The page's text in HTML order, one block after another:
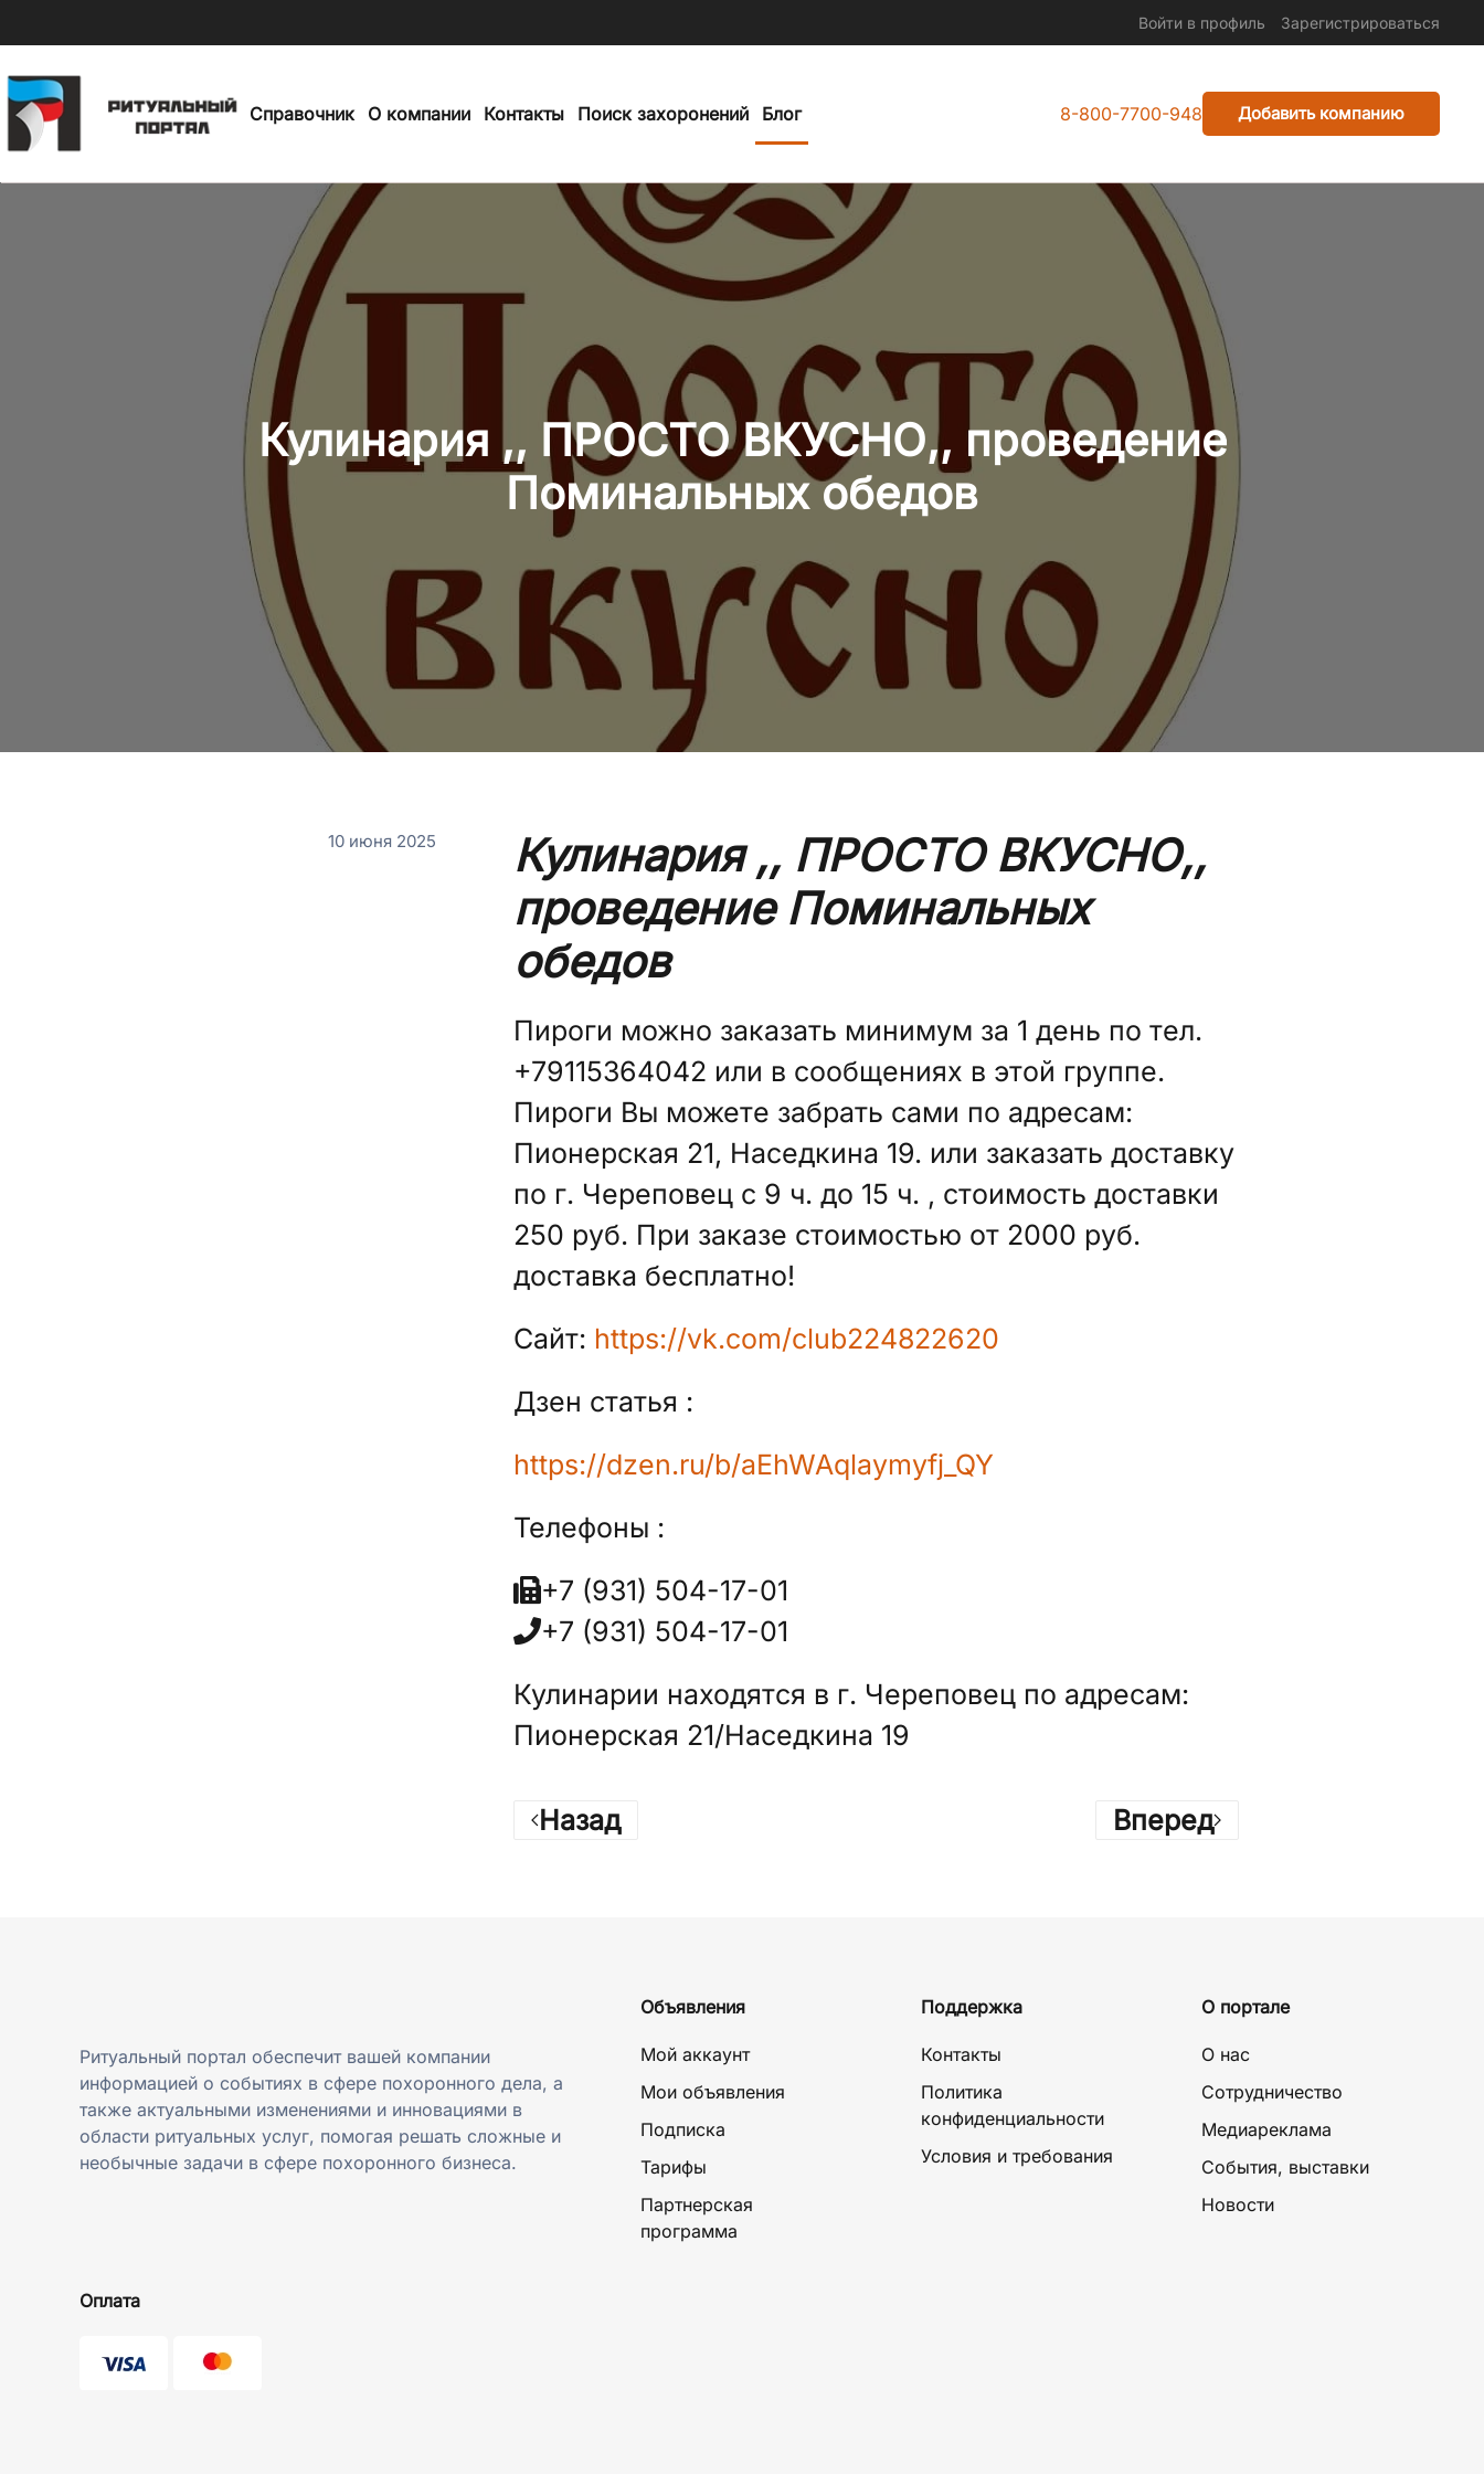
to
main
Войти в профиль Зарегистрироваться
Справочник О компании Контакты Поиск захоронений Блог 8-800-7700-948 Добавить компанию
Кулинария ,, ПРОСТО ВКУСНО,, проведение
Поминальных обедов
10 июня 2025
Кулинария ,, ПРОСТО ВКУСНО,,
проведение Поминальных
обедов
Пироги можно заказать минимум за 1 день по тел.
+79115364042 или в сообщениях в этой группе.
Пироги Вы можете забрать сами по адресам:
Пионерская 21, Наседкина 19. или заказать доставку
по г. Череповец с 9 ч. до 15 ч. , стоимость доставки
250 руб. При заказе стоимостью от 2000 руб.
доставка бесплатно!
Сайт: https://vk.com/club224822620
Дзен статья :
https://dzen.ru/b/aEhWAqlaymyfj_QY
Телефоны :
+7 (931) 504-17-01
+7 (931) 504-17-01
Кулинарии находятся в г. Череповец по адресам:
Пионерская 21/Наседкина 19
Назад Вперед
Ритуальный портал обеспечит вашей компании
информацией о событиях в сфере похоронного дела, а
также актуальными изменениями и инновациями в
области ритуальных услуг, помогая решать сложные и
необычные задачи в сфере похоронного бизнеса.
Объявления
Мой аккаунт
Мои объявления
Подписка
Тарифы
Партнерская
программа
Поддержка
Контакты
Политика
конфиденциальности
Условия и требования
О портале
О нас
Сотрудничество
Медиареклама
События, выставки
Новости
Оплата